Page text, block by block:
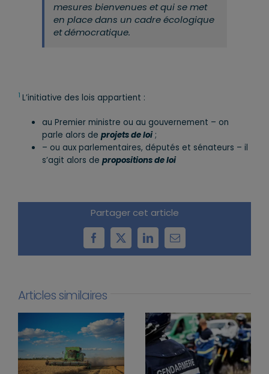
mesures bienvenues et qui se met
en place dans un cadre écologique
et démocratique.
1 L’initiative des lois appartient :
au Premier ministre ou au gouvernement – on
parle alors de projets de loi;
– ou aux parlementaires, députés et sénateurs – il
s’agit alors de propositions de loi
Partager cet article
Facebook
X LinkedInEmail
Articles similaires